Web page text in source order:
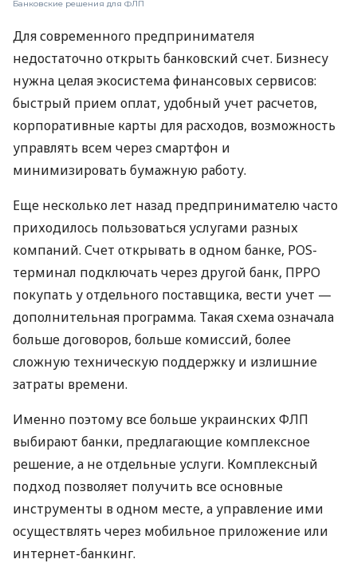
Банковские решения для ФЛП
Для современного предпринимателя
недостаточно открыть банковский счет. Бизнесу
нужна целая экосистема финансовых сервисов:
быстрый прием оплат, удобный учет расчетов,
корпоративные карты для расходов, возможность
управлять всем через смартфон и
минимизировать бумажную работу.
Еще несколько лет назад предпринимателю часто
приходилось пользоваться услугами разных
компаний. Счет открывать в одном банке, POS-
терминал подключать через другой банк, ПРРО
покупать у отдельного поставщика, вести учет —
дополнительная программа. Такая схема означала
больше договоров, больше комиссий, более
сложную техническую поддержку и излишние
затраты времени.
Именно поэтому все больше украинских ФЛП
выбирают банки, предлагающие комплексное
решение, а не отдельные услуги. Комплексный
подход позволяет получить все основные
инструменты в одном месте, а управление ими
осуществлять через мобильное приложение или
интернет-банкинг.